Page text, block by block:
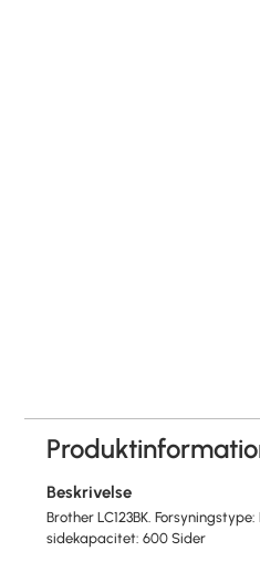
Beskrivelse
Brother LC123BK.
sidekapacitet: 600 Sider